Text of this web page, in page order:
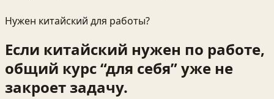
Нужен китайский для работы?
Если китайский нужен по работе,
общий курс “для себя” уже не
закроет задачу.